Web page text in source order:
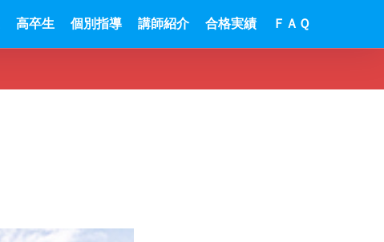
高卒生 個別指導 講師紹介 合格実績 ＦＡＱ